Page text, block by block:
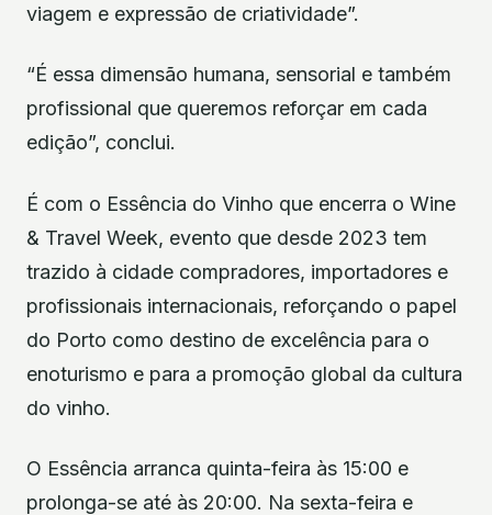
viagem e expressão de criatividade”.
“É essa dimensão humana, sensorial e também
profissional que queremos reforçar em cada
edição”, conclui.
É com o Essência do Vinho que encerra o Wine
& Travel Week, evento que desde 2023 tem
trazido à cidade compradores, importadores e
profissionais internacionais, reforçando o papel
do Porto como destino de excelência para o
enoturismo e para a promoção global da cultura
do vinho.
O Essência arranca quinta-feira às 15:00 e
prolonga-se até às 20:00. Na sexta-feira e